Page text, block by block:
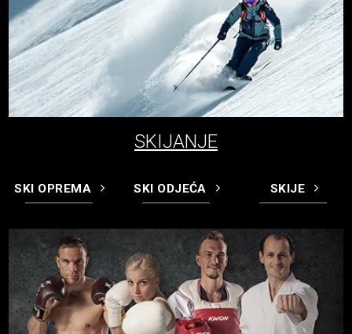
SKIJANJE
SKI OPREMA SKI ODJEĆA SKIJE